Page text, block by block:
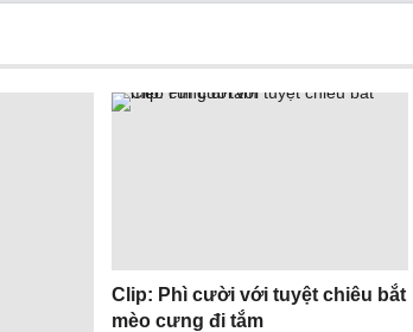
Clip: Phì cười với tuyệt chiêu bắt
mèo cưng đi tắm